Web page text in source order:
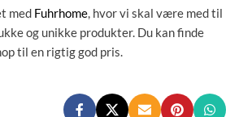
med Fuhrhome, hvor vi skal være med til
og unikke produkter. Du kan finde
til en rigtig god pris.